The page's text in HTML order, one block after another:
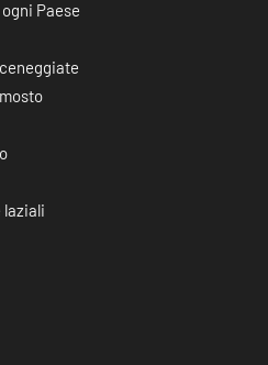
Paese
laziali